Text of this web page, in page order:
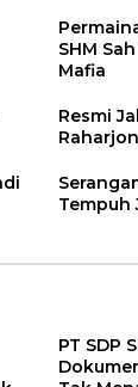
SHM
Mafia
Resmi
Tempuh
PT SDP